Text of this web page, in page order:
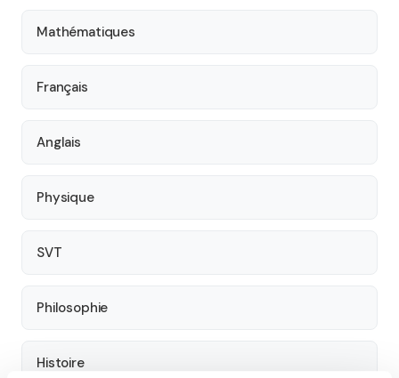
Mathématiques
Français
Anglais
Physique
SVT
Philosophie
Histoire